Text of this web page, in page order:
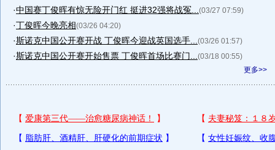
·中国赛丁俊晖有惊无险开门红 挺进32强将战冤... (03/27 07:59)
·丁俊晖今晚亮相(03/26 04:20)
·斯诺克中国公开赛开战 丁俊晖今迎战英国选手... (03/26 01:57)
·斯诺克中国公开赛开始售票 丁俊晖首场比赛门... (03/18 00:55)
更多>>